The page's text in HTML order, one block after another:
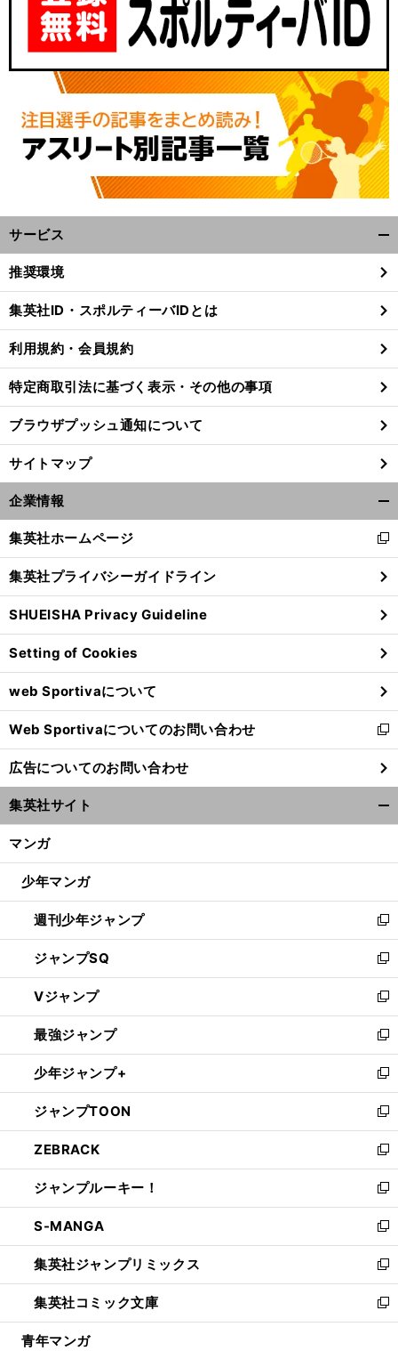
前
サービス
閉
る
推奨環境
集英社ID・スポルティーバIDとは
利用規約・会員規約
特定商取引法に基づく表示・その他の事項
ブラウザプッシュ通知について
サイトマップ
企業情報
閉
る
集英社ホームページ
新
し
い
ウ
ィ
ン
ド
ウ
で
開
く
集英社プライバシーガイドライン
SHUEISHA Privacy Guideline
Setting of Cookies
web Sportivaについて
Web Sportivaについてのお問い合わせ
新
し
い
ウ
ィ
ン
ウ
開
く
広告についてのお問い合わせ
集英社サイト
マンガ
少年マンガ
週刊少年ジャンプ
新
し
い
ウ
ィ
ン
ド
ウ
で
開
く
ジャンプSQ
新
し
い
ウ
ィ
ン
ド
ウ
で
開
く
Vジャンプ
新
し
い
ウ
ィ
ン
ド
ウ
で
開
く
最強ジャンプ
新
し
い
ウ
ィ
ン
ド
ウ
で
開
く
少年ジャンプ+
新
し
い
ウ
ィ
ン
ド
ウ
で
開
く
ジャンプTOON
新
し
い
ウ
ィ
ン
ド
ウ
で
開
く
ZEBRACK
新
し
い
ウ
ィ
ン
ド
ウ
で
開
ジャンプルーキー！
新
し
い
ウ
ィ
ン
ド
ウ
S-MANGA
新
し
い
ウ
ィ
ン
集英社ジャンプリミックス
新
し
い
ウ
集英社コミック文庫
新
し
青年マンガ